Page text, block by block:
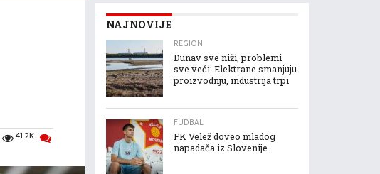
41.2K
NAJNOVIJE
REGION
Dunav sve niži, problemi
sve veći: Elektrane smanjuju
proizvodnju, industrija trpi
FUDBAL
FK Velež doveo mladog
napadača iz Slovenije